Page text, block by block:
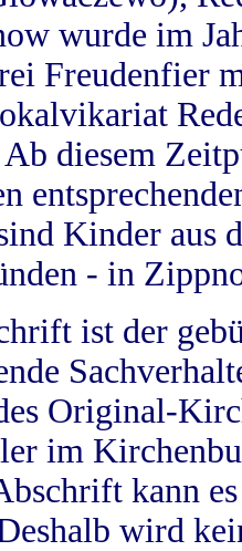
wurde im
Freudenfier
diesem
Kinder aus
- in
ist der
Original-
im
kann
wird